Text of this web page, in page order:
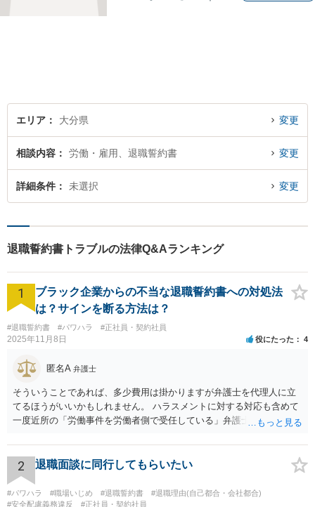
エリア 大分県 変更
相談内容 労働・雇用、退職誓約書 変更
詳細条件 未選択 変更
退職誓約書トラブルの法律Q&Aランキング
1
ブラック企業からの不当な退職誓約書への対処法
は？サインを断る方法は？
#退職誓約書 #パワハラ #正社員・契約社員
2025年11月8日 役にたった 4
匿名A 弁護士
そういうことであれば、多少費用は掛かりますが弁護士を代理人に立
てるほうがいいかもしれません。 ハラスメントに対する対応も含めて
一度近所の「労働事件を労働者側で受任している」弁護士（労働弁護
している弁護士であればなお安心です。
2 退職面談に同行してもらいたい
#パワハラ #職場いじめ #退職誓約書
#退職理由(自己都合・会社都合)
#安全配慮義務違反
#正社員・契約社員